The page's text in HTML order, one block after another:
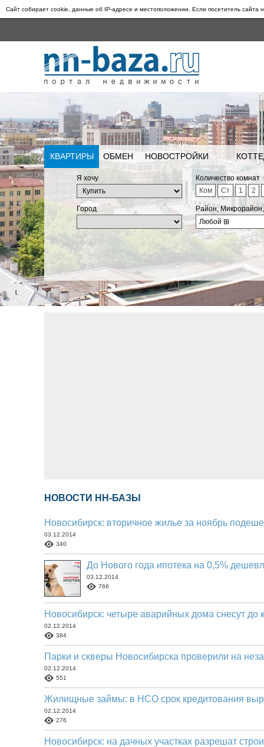
Сайт собирает cookie, данные об IP-адресе и местоположении. Если посетитель сайта
КВАРТИРЫ ОБМЕН НОВОСТРОЙКИ
Я хочу
Количество комнат
Ком
Ст 1 2
Город
Район,
Любой ⊞
НОВОСТИ НН-БАЗЫ
Новосибирск: вторичное жилье за ноябрь
03.12.2014
340
До Нового года ипотека на 0,5%
03.12.2014
766
Новосибирск: четыре аварийных дома снесут до
02.12.2014
384
Парки и скверы Новосибирска проверили на
02.12.2014
551
Жилищные займы: в НСО срок кредитования
02.12.2014
276
Новосибирск: на дачных участках разрешат